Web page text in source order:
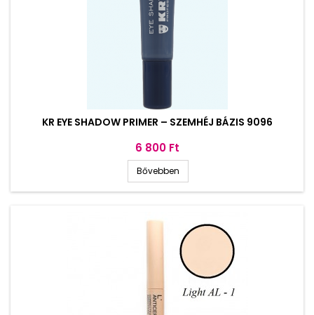
KR EYE SHADOW PRIMER – SZEMHÉJ BÁZIS 9096
Ár
6 800 Ft
Bővebben